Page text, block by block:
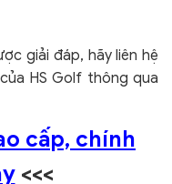
giải đáp, hãy liên hệ
HS Golf thông qua
cấp, chính
<<<